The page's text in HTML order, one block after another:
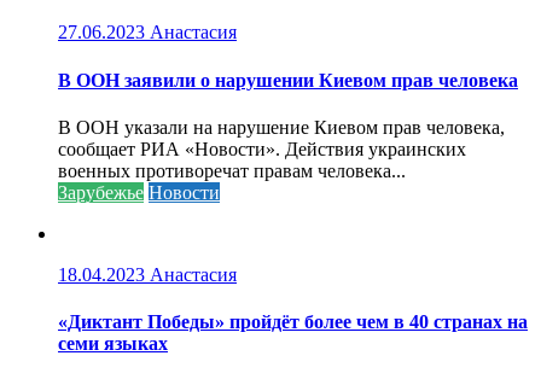
27.06.2023 Анастасия
В ООН заявили о нарушении Киевом прав человека
В ООН указали на нарушение Киевом прав человека,
сообщает РИА «Новости». Действия украинских
военных противоречат правам человека...
Зарубежье Новости
18.04.2023 Анастасия
«Диктант Победы» пройдёт более чем в 40 странах на
семи языках